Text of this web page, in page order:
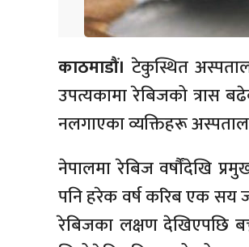
काठमाडौं। टेकुस्थित
उपत्यकामा रेबिजको त्रास
नलगाएका व्यक्तिहरू
नेपालमा रेबिज वर्षौंदेखि
पनि हरेक वर्ष करिब एक
रेबिजका लक्षण देखिएपछि